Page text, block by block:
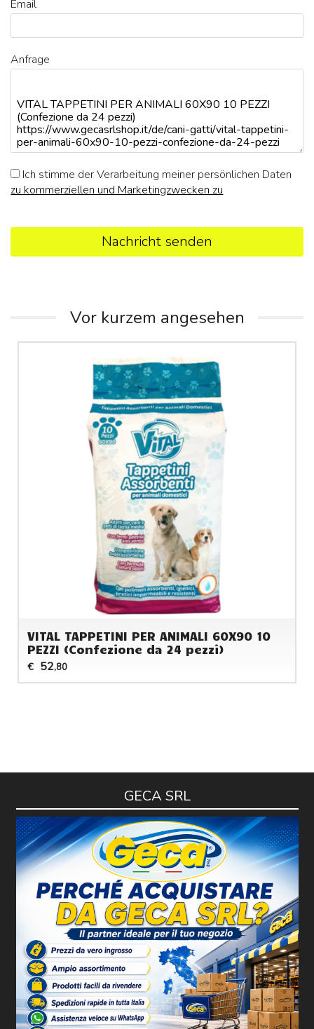
Email
Anfrage
Ich stimme der Verarbeitung meiner persönlichen Daten
zu kommerziellen und Marketingzwecken zu
Nachricht senden
Vor kurzem angesehen
VITAL TAPPETINI PER ANIMALI 60X90 10
PEZZI (Confezione da 24 pezzi)
€ 52,80
GECA SRL